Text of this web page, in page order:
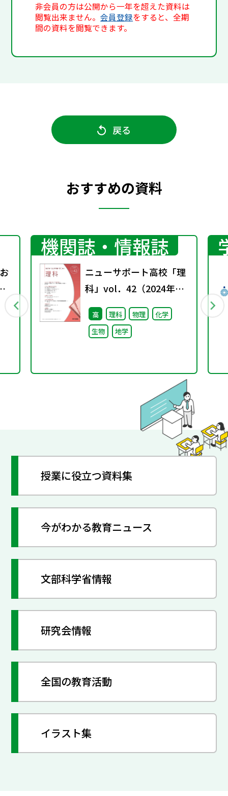
非会員の方は公開から一年を超えた資料は
閲覧出来ません。会員登録をすると、全期
間の資料を閲覧できます。
戻る
おすすめの資料
機関誌・情報誌
ニューサポート高校「理
科」vol．42（2024年秋
号）
高 理科 物理
化学
生物
地学
授業に役立つ資料集
今がわかる教育ニュース
文部科学省情報
研究会情報
全国の教育活動
イラスト集